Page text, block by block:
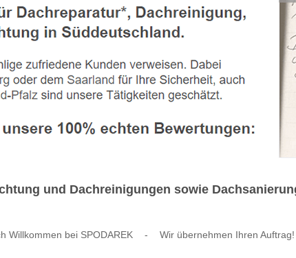
und Dachreinigungen sowie
Willkommen bei SPODAREK - Wir übernehmen Ihren Auftrag!